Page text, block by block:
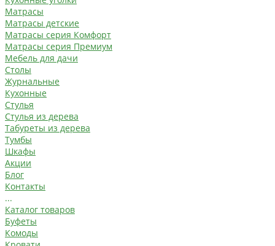
Матрасы
Матрасы детские
Матрасы серия Комфорт
Матрасы серия Премиум
Мебель для дачи
Столы
Журнальные
Кухонные
Стулья
Стулья из дерева
Табуреты из дерева
Тумбы
Шкафы
Акции
Блог
Контакты
...
Каталог товаров
Буфеты
Комоды